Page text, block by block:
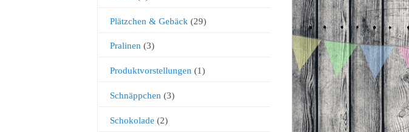
Plätzchen & Gebäck (29)
Pralinen (3)
Produktvorstellungen (1)
Schnäppchen (3)
Schokolade (2)